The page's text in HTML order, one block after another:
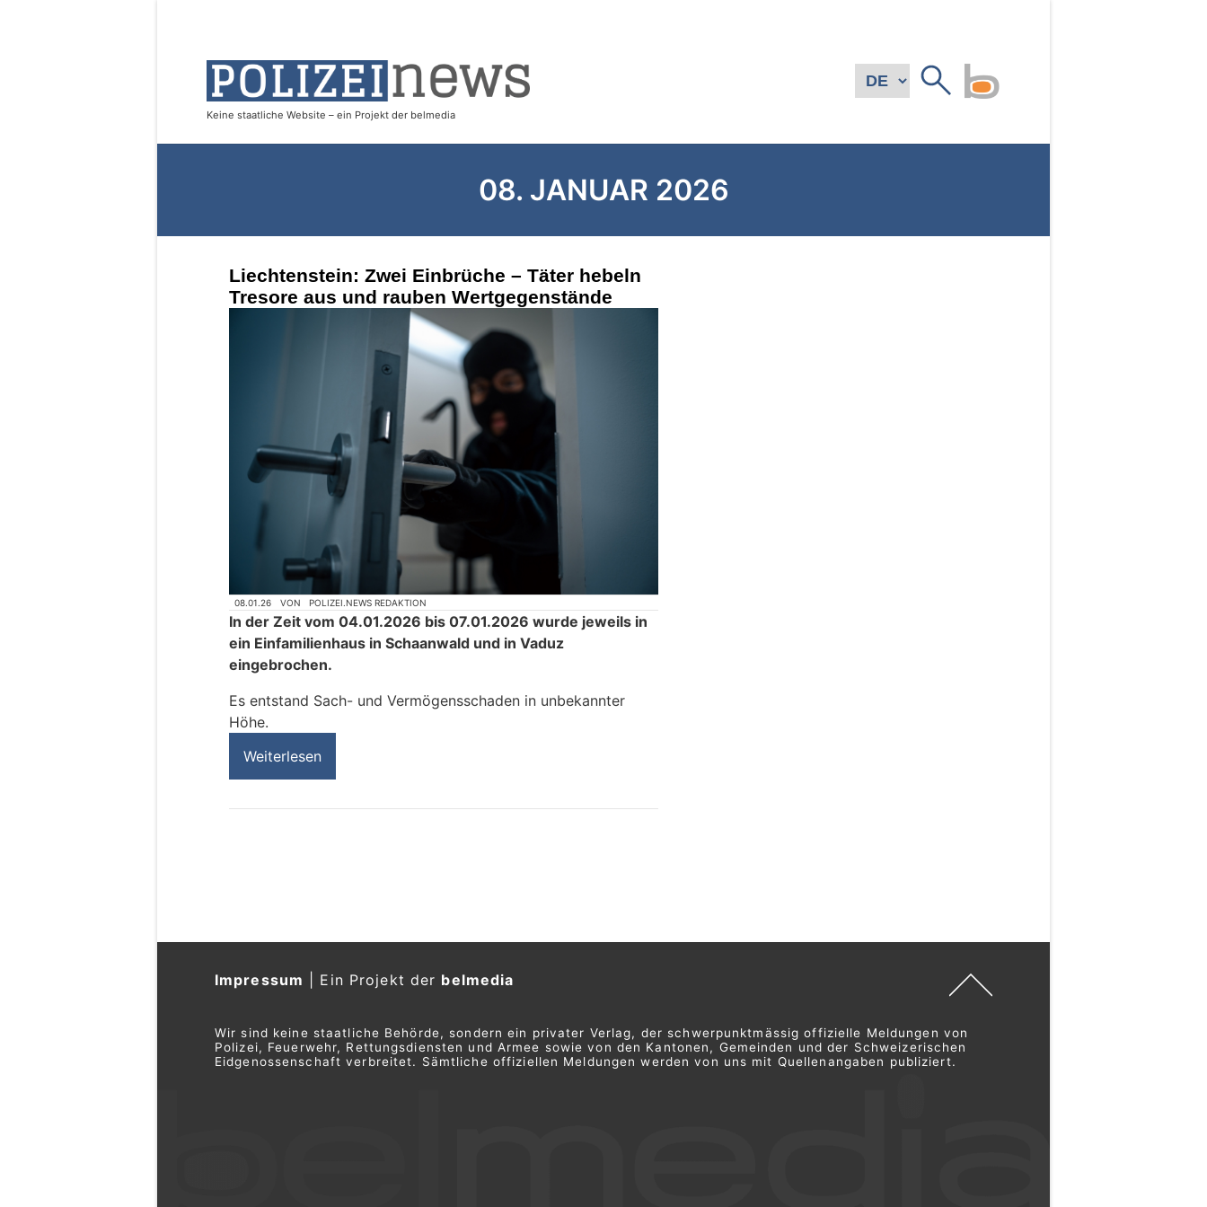
08. JANUAR 2026
Liechtenstein: Zwei Einbrüche – Täter hebeln
Tresore aus und rauben Wertgegenstände
08.01.26 VON POLIZEI.NEWS REDAKTION
In der Zeit vom 04.01.2026 bis 07.01.2026 wurde jeweils in
ein Einfamilienhaus in Schaanwald und in Vaduz
eingebrochen.
Es entstand Sach- und Vermögensschaden in unbekannter
Höhe.
Weiterlesen
Impressum Ein Projekt der belmedia
Wir sind keine staatliche Behörde, sondern ein privater Verlag, der schwerpunktmässig offizielle Meldungen von
Polizei, Feuerwehr, Rettungsdiensten und Armee sowie von den Kantonen, Gemeinden und der Schweizerischen
Eidgenossenschaft verbreitet. Sämtliche offiziellen Meldungen werden von uns mit Quellenangaben publiziert.